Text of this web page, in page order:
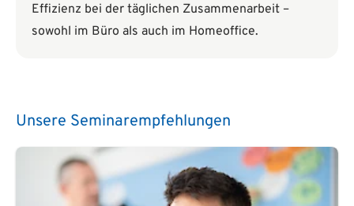
Effizienz bei der täglichen Zusammenarbeit –
sowohl im Büro als auch im Homeoffice.
Unsere Seminarempfehlungen